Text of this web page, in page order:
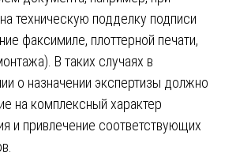
техническую подделку подписи
факсимиле, плоттерной печати,
В таких случаях в
о назначении экспертизы должно
на комплексный характер
и привлечение соответствующих